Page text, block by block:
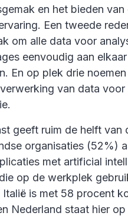
en het bieden van
Een tweede
om alle data voor
eenvoudig aan
En op plek drie
van data voor
geeft ruim de helft van
organisaties (52%)
met artificial
op de werkplek
is met 58 procent
Nederland staat hier